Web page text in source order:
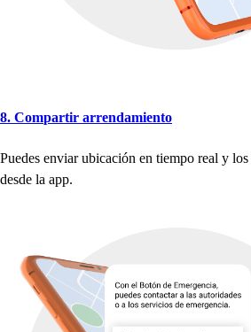
8. Compartir arrendamiento
Puedes enviar ubicación en tiempo real y los
desde la app.